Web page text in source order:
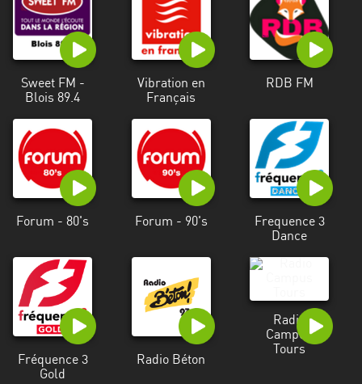
de
Loire
Corse
Falcon
Floride
Francisco
Morazán
Guadeloupe
Guyane
Hauts-
de-
France
Sweet FM -
Blois 89.4
Vibration en
Français
RDB FM
Forum - 80's Forum - 90's
Frequence 3
Dance
Fréquence 3
Gold
Radio Béton
Radio
Campus
Tours